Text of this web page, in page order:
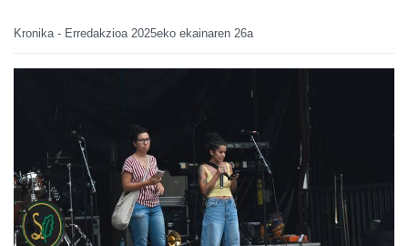
Kronika - Erredakzioa 2025eko ekainaren 26a